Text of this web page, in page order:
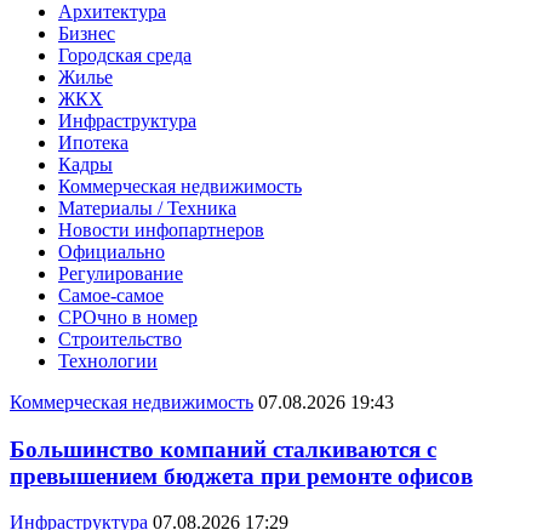
Архитектура
Бизнес
Городская среда
Жилье
ЖКХ
Инфраструктура
Ипотека
Кадры
Коммерческая недвижимость
Материалы / Техника
Новости инфопартнеров
Официально
Регулирование
Самое-самое
СРОчно в номер
Строительство
Технологии
Коммерческая недвижимость 07.08.2026 19:43
Большинство компаний сталкиваются с
превышением бюджета при ремонте офисов
Инфраструктура 07.08.2026 17:29